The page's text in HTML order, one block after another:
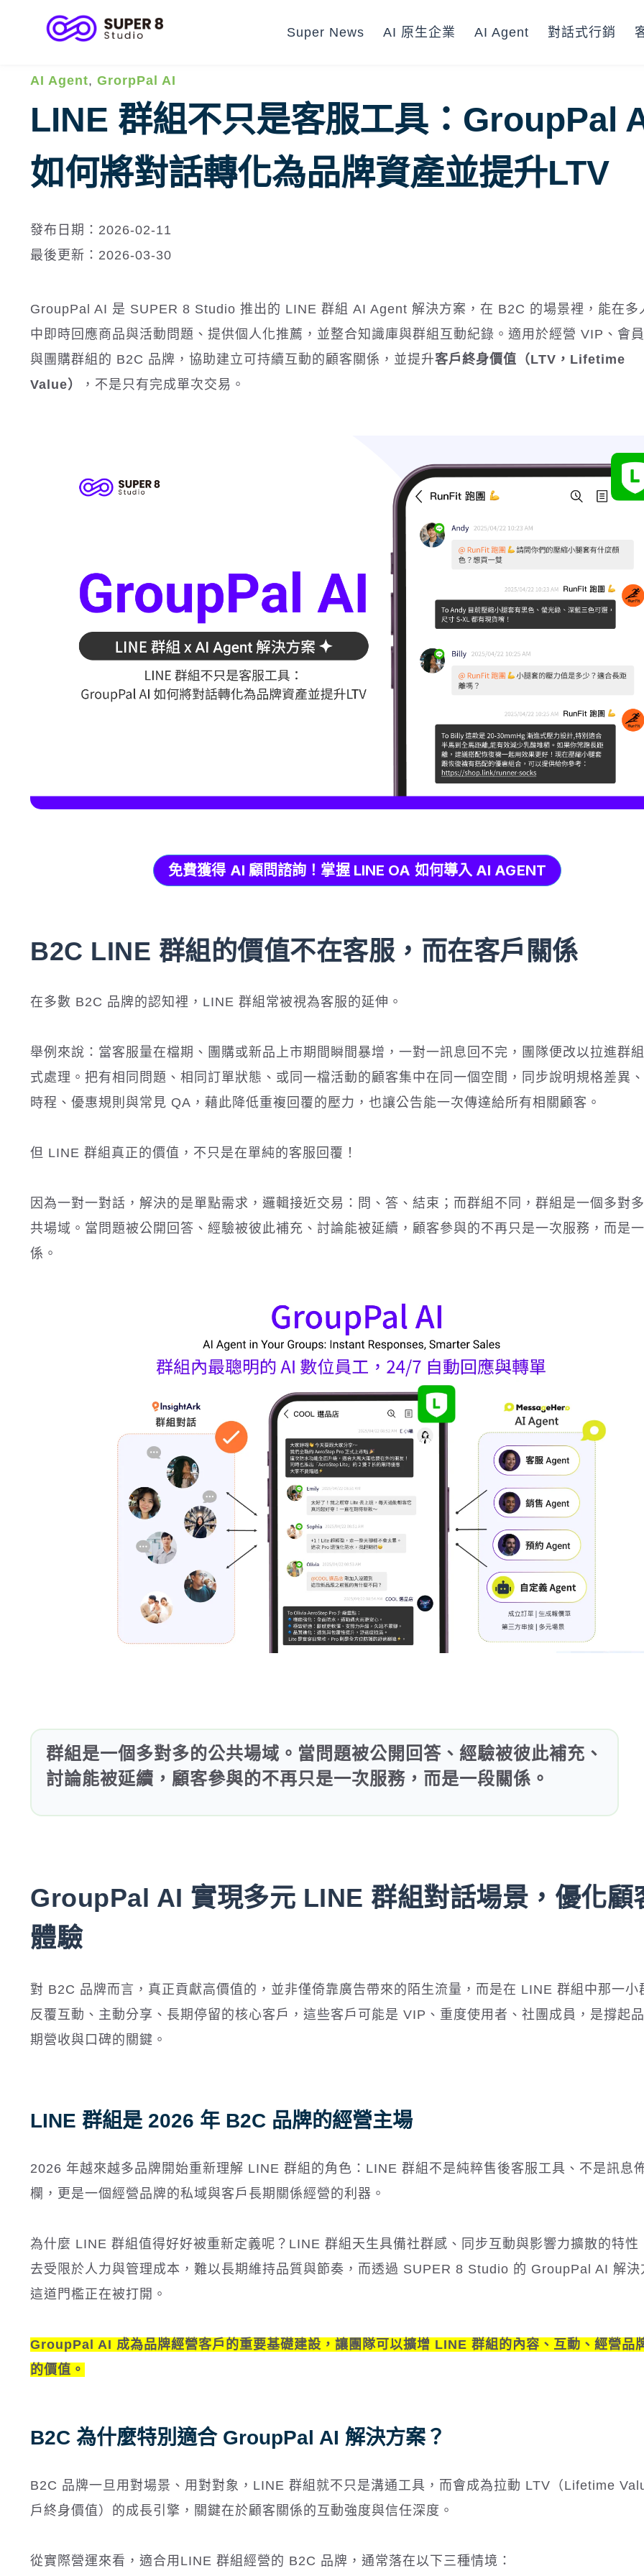
Super News AI 原生企業 AI Agent 對話式行銷
AI Agent, GrorpPal AI
LINE 群組不只是客服工具：GroupPal
如何將對話轉化為品牌資產並提升LTV
發布日期：2026-02-11
最後更新：2026-03-30
GroupPal AI 是 SUPER 8 Studio 推出的 LINE 群組 AI Agent 解決方案，在 B2C 的場景裡，能在多
中即時回應商品與活動問題、提供個人化推薦，並整合知識庫與群組互動紀錄。 適用於經營 VIP、會
與團購群組的 B2C 品牌，協助建立可持續互動的顧客關係，並提升客戶終身價值（LTV，Lifetime
Value）
，不是只有完成單次交易。
免費獲得 AI 顧問諮詢！掌握 LINE OA 如何導入 AI AGENT
B2C LINE 群組的價值不在客服，而在客戶關係
在多數 B2C 品牌的認知裡，LINE 群組常被視為客服的延伸。
舉例來說：當客服量在檔期、團購或新品上市期間瞬間暴增，一對一訊息回不完，團隊便改以拉進群
式處理。把有相同問題、相同訂單狀態、或同一檔活動的顧客集中在同一個空間，同步說明規格差異
時程、優惠規則與常見 QA，藉此降低重複回覆的壓力，也讓公告能一次傳達給所有相關顧客。
但 LINE 群組真正的價值，不只是在單純的客服回覆！
因為一對一對話，解決的是單點需求，邏輯接近交易：問、答、結束；而群組不同，群組是一個多對
共場域。當問題被公開回答、經驗被彼此補充、討論能被延續，顧客參與的不再只是一次服務，而是
係。
群組是一個多對多的公共場域。當問題被公開回答、經驗被彼此補充、
討論能被延續，顧客參與的不再只是一次服務，而是一段關係。
GroupPal AI 實現多元 LINE 群組對話場景，優化顧
體驗
對 B2C 品牌而言，真正貢獻高價值的，並非僅倚靠廣告帶來的陌生流量，而是在 LINE 群組中那一小
反覆互動、主動分享、長期停留的核心客戶，這些客戶可能是 VIP、重度使用者、社團成員，是撐起
期營收與口碑的關鍵。
LINE 群組是 2026 年 B2C 品牌的經營主場
2026 年越來越多品牌開始重新理解 LINE 群組的角色： LINE 群組不是純粹售後客服工具、不是訊息
欄，更是一個經營品牌的私域與客戶長期關係經營的利器。
為什麼 LINE 群組值得好好被重新定義呢？LINE 群組天生具備社群感、同步互動與影響力擴散的特性
去受限於人力與管理成本，難以長期維持品質與節奏，而透過 SUPER 8 Studio 的 GroupPal AI 解決
這道門檻正在被打開。
GroupPal AI 成為品牌經營客戶的重要基礎建設，讓團隊可以擴增 LINE 群組的內容、互動、經營品
的價值。
B2C 為什麼特別適合 GroupPal AI 解決方案？
B2C 品牌一旦用對場景、用對對象，LINE 群組就不只是溝通工具，而會成為拉動 LTV（Lifetime
戶終身價值）的成長引擎，關鍵在於顧客關係的互動強度與信任深度。
從實際營運來看，適合用LINE 群組經營的 B2C 品牌，通常落在以下三種情境：